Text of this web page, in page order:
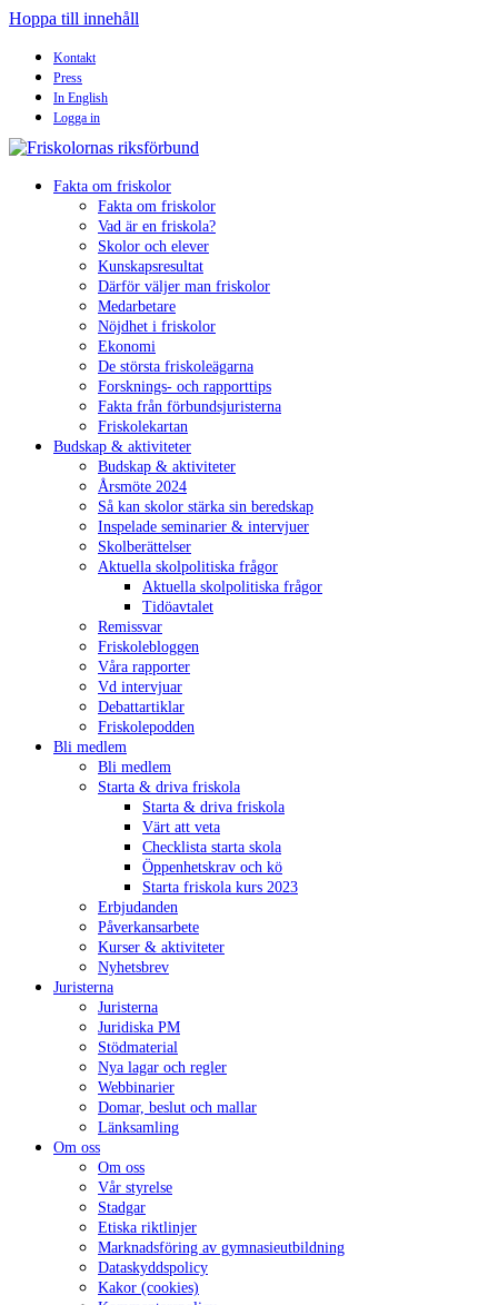
Hoppa till innehåll
Kontakt
Press
In English
Logga in
Fakta om friskolor
Fakta om friskolor
Vad är en friskola?
Skolor och elever
Kunskapsresultat
Därför väljer man friskolor
Medarbetare
Nöjdhet i friskolor
Ekonomi
De största friskoleägarna
Forsknings- och rapporttips
Fakta från förbundsjuristerna
Friskolekartan
Budskap & aktiviteter
Budskap & aktiviteter
Årsmöte 2024
Så kan skolor stärka sin beredskap
Inspelade seminarier & intervjuer
Skolberättelser
Aktuella skolpolitiska frågor
Aktuella skolpolitiska frågor
Tidöavtalet
Remissvar
Friskolebloggen
Våra rapporter
Vd intervjuar
Debattartiklar
Friskolepodden
Bli medlem
Bli medlem
Starta & driva friskola
Starta & driva friskola
Värt att veta
Checklista starta skola
Öppenhetskrav och kö
Starta friskola kurs 2023
Erbjudanden
Påverkansarbete
Kurser & aktiviteter
Nyhetsbrev
Juristerna
Juristerna
Juridiska PM
Stödmaterial
Nya lagar och regler
Webbinarier
Domar, beslut och mallar
Länksamling
Om oss
Om oss
Vår styrelse
Stadgar
Etiska riktlinjer
Marknadsföring av gymnasieutbildning
Dataskyddspolicy
Kakor (cookies)